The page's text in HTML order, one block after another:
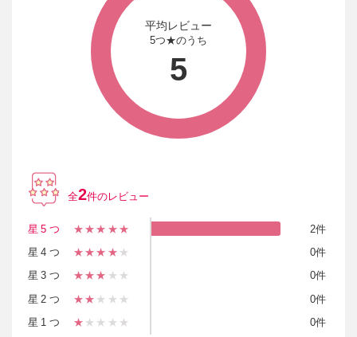
平均レビュー
5つ★のうち
5
全2件のレビュー
星5つ ★★★★★
2件
星4つ
★★★★ ★
0件
星3つ
★★★ ★★
0件
星2つ
★★ ★★★
0件
星1つ
★ ★★★★ 0件